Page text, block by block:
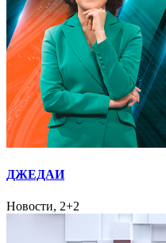
ДЖЕДАИ
Новости, 2+2